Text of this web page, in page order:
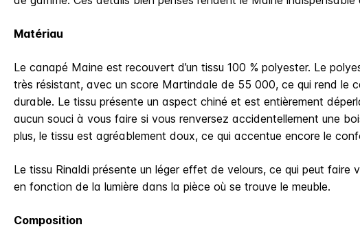
Matériau
Le canapé Maine est recouvert d’un tissu 100 % polyester. Le
très résistant, avec un score Martindale de 55 000, ce qui rend le
durable. Le tissu présente un aspect chiné et est entièrement
aucun souci à vous faire si vous renversez accidentellement une
plus, le tissu est agréablement doux, ce qui accentue encore le
Le tissu Rinaldi présente un léger effet de velours, ce qui peut faire
en fonction de la lumière dans la pièce où se trouve le meuble.
Composition